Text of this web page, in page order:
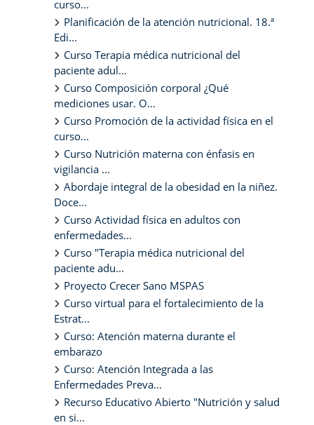
curso...
Planificación de la atención nutricional. 18.ª
Edi...
Curso Terapia médica nutricional del
paciente adul...
Curso Composición corporal ¿Qué
mediciones usar. O...
Curso Promoción de la actividad física en el
curso...
Curso Nutrición materna con énfasis en
vigilancia ...
Abordaje integral de la obesidad en la niñez.
Doce...
Curso Actividad física en adultos con
enfermedades...
Curso "Terapia médica nutricional del
paciente adu...
Proyecto Crecer Sano MSPAS
Curso virtual para el fortalecimiento de la
Estrat...
Curso: Atención materna durante el
embarazo
Curso: Atención Integrada a las
Enfermedades Preva...
Recurso Educativo Abierto "Nutrición y salud
en si...